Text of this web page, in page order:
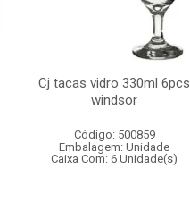
Cj tacas vidro 330ml 6pcs
windsor
Código: 500859
Embalagem: Unidade
Caixa Com: 6 Unidade(s)